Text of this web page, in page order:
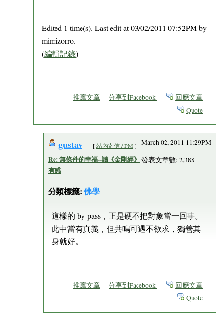
Edited 1 time(s). Last edit at 03/02/2011 07:52PM by
mimizorro.
(編輯記錄)
推薦文章 分享到Facebook
回應文章
Quote
gustav [站內寄信 / PM ]
Re: 無條件的幸福--讀《金剛經》
有感
分類標籤: 佛學
March 02, 2011 11:29PM
發表文章數: 2,388
這樣的 by-pass，正是硬不把對象當一回事。
此中當有真義，但共鳴可遇不欲求，獨善其
身就好。
推薦文章 分享到Facebook
回應文章
Quote